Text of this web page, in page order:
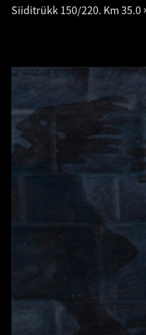
Siiditrükk 150/220. Km 35.0